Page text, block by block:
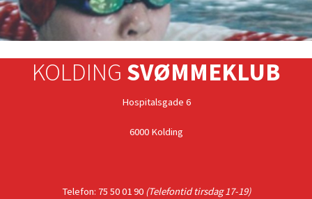
KOLDING SVØMMEKLUB
Hospitalsgade 6
6000 Kolding
Telefon: 75 50 01 90 (Telefontid tirsdag 17-19)